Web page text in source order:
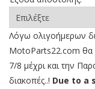
Λόγω ολιγοήμερων
MotoParts22.com θα
7/8 μέχρι και την
διακοπές..! Due to a